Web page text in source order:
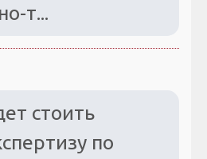
т...
стоить
по